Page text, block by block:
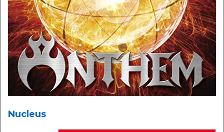
Nucleus